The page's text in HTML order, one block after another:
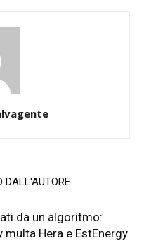
DALL'AUTORE
da un algoritmo:
multa Hera e EstEnergy